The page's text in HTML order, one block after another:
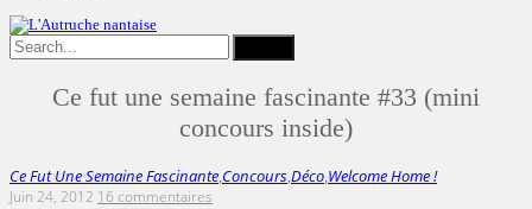
Ce fut une semaine fascinante #33 (mini
concours inside)
Ce Fut Une Semaine Fascinante,Concours,Déco,Welcome Home !
Juin 24, 2012 16 commentaires